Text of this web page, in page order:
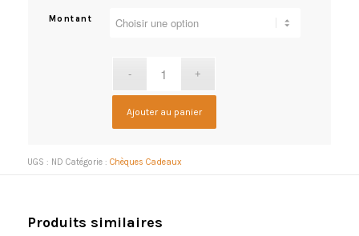
€20,00
€500,00
Montant
Ajouter au panier
UGS : ND Catégorie : Chèques Cadeaux
Produits similaires